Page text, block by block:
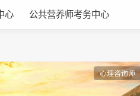
心 公共营养师考务中心
心理咨询师